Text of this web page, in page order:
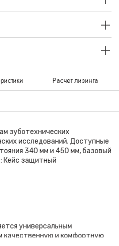
Расчет лизинга
зуботехнических
исследований. Доступные
340 мм и 450 мм, базовый
Кейс защитный
универсальным
качественную и комфортную